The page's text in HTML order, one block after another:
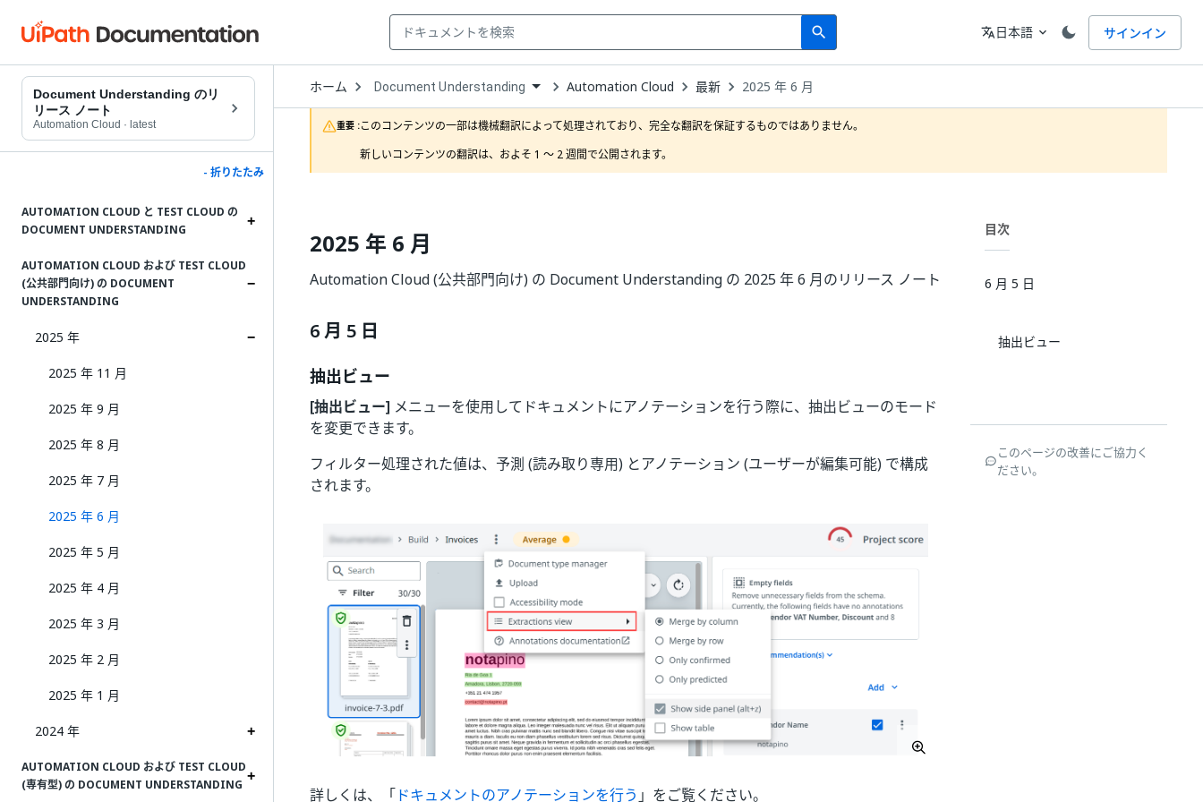
search
Search 言語
translate日本語 expand_more サインイン
Document Understanding のリ
リース ノート
Automation Cloud · latest
- 折りたたみ
AUTOMATION CLOUD と TEST CLOUD の
DOCUMENT UNDERSTANDING
AUTOMATION CLOUD および TEST CLOUD
(公共部門向け) の DOCUMENT
UNDERSTANDING
2025 年
2025 年 11 月
2025 年 9 月
2025 年 8 月
2025 年 7 月
2025 年 6 月
2025 年 5 月
2025 年 4 月
2025 年 3 月
2025 年 2 月
2025 年 1 月
2024 年
AUTOMATION CLOUD および TEST CLOUD
(専有型) の DOCUMENT UNDERSTANDING
ホーム Open
Dropdown
to
choose
product
Document Understanding Automation Cloud 最新 2025 年 6 月
重要 :このコンテンツの一部は機械翻訳によって処理されており、完全な翻訳を保証するものではありません。
新しいコンテンツの翻訳は、およそ 1 ～ 2 週間で公開されます。
2025 年 6 月
Automation Cloud (公共部門向け) の Document Understanding の 2025 年 6 月のリリース ノート
6 月 5 日
抽出ビュー
[抽出ビュー] メニューを使用してドキュメントにアノテーションを行う際に、抽出ビューのモード
を変更できます。
フィルター処理された値は、予測 (読み取り専用) とアノテーション (ユーザーが編集可能) で構成
されます。
詳しくは、「ドキュメントのアノテーションを行う 」をご覧ください。
目次
6 月 5 日
抽出ビュー
このページの改善にご協力く
ださい。